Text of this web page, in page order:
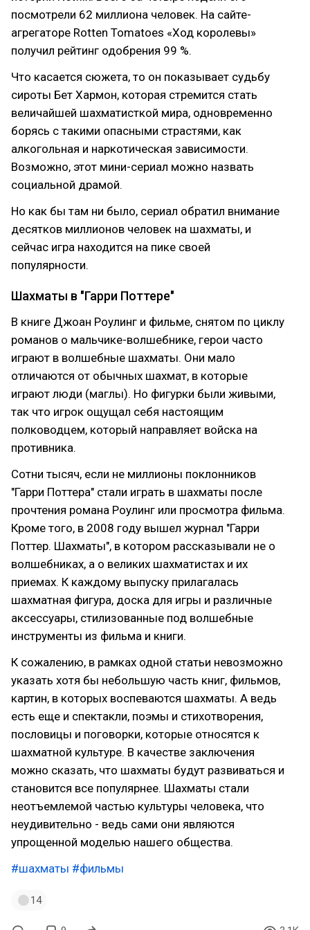
посмотрели 62 миллиона человек. На сайте-
агрегаторе Rotten Tomatoes «Ход королевы»
получил рейтинг одобрения 99 %.
Что касается сюжета, то он показывает судьбу
сироты Бет Хармон, которая стремится стать
величайшей шахматисткой мира, одновременно
борясь с такими опасными страстями, как
алкогольная и наркотическая зависимости.
Возможно, этот мини-сериал можно назвать
социальной драмой.
Но как бы там ни было, сериал обратил внимание
десятков миллионов человек на шахматы, и
сейчас игра находится на пике своей
популярности.
Шахматы в "Гарри Поттере"
В книге Джоан Роулинг и фильме, снятом по циклу
романов о мальчике-волшебнике, герои часто
играют в волшебные шахматы. Они мало
отличаются от обычных шахмат, в которые
играют люди (маглы). Но фигурки были живыми,
так что игрок ощущал себя настоящим
полководцем, который направляет войска на
противника.
Сотни тысяч, если не миллионы поклонников
"Гарри Поттера" стали играть в шахматы после
прочтения романа Роулинг или просмотра фильма.
Кроме того, в 2008 году вышел журнал "Гарри
Поттер. Шахматы", в котором рассказывали не о
волшебниках, а о великих шахматистах и их
приемах. К каждому выпуску прилагалась
шахматная фигура, доска для игры и различные
аксессуары, стилизованные под волшебные
инструменты из фильма и книги.
К сожалению, в рамках одной статьи невозможно
указать хотя бы небольшую часть книг, фильмов,
картин, в которых воспеваются шахматы. А ведь
есть еще и спектакли, поэмы и стихотворения,
пословицы и поговорки, которые относятся к
шахматной культуре. В качестве заключения
можно сказать, что шахматы будут развиваться и
становится все популярнее. Шахматы стали
неотъемлемой частью культуры человека, что
неудивительно - ведь сами они являются
упрощенной моделью нашего общества.
#шахматы #фильмы
14